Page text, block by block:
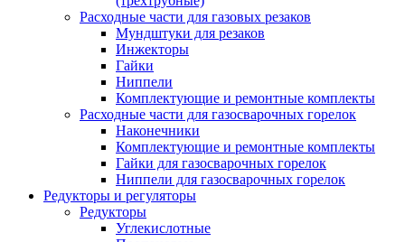
Расходные части для газовых резаков
Мундштуки для резаков
Инжекторы
Гайки
Ниппели
Комплектующие и ремонтные комплекты
Расходные части для газосварочных горелок
Наконечники
Комплектующие и ремонтные комплекты
Гайки для газосварочных горелок
Ниппели для газосварочных горелок
Редукторы и регуляторы
Редукторы
Углекислотные